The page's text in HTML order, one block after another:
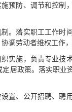
预防、调节和控制
。落实职工工作时
调劳动者维权工作，
实施，负责专业技
居政策。落实职业
置、公开招聘、聘